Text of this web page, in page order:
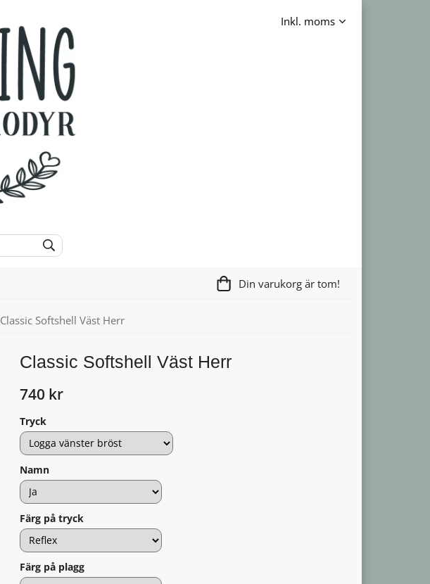
Din varukorg är tom!
Classic Softshell Väst Herr
Classic Softshell Väst Herr
740 kr
Tryck
Namn
Färg på tryck
Färg på plagg